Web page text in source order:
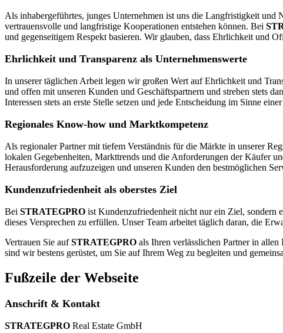
Als inhabergeführtes, junges Unternehmen ist uns die Langfristigkeit
vertrauensvolle und langfristige Kooperationen entstehen können. Bei
und gegenseitigem Respekt basieren. Wir glauben, dass Ehrlichkeit und
Ehrlichkeit und Transparenz als Unternehmenswerte
In unserer täglichen Arbeit legen wir großen Wert auf Ehrlichkeit und
und offen mit unseren Kunden und Geschäftspartnern und streben stets
Interessen stets an erste Stelle setzen und jede Entscheidung im Sinne
Regionales Know-how und Marktkompetenz
Als regionaler Partner mit tiefem Verständnis für die Märkte in unserer
lokalen Gegebenheiten, Markttrends und die Anforderungen der Käufer
Herausforderung aufzuzeigen und unseren Kunden den bestmöglichen
Kundenzufriedenheit als oberstes Ziel
Bei STRATEGPRO ist Kundenzufriedenheit nicht nur ein Ziel, sondern
dieses Versprechen zu erfüllen. Unser Team arbeitet täglich daran, die
Vertrauen Sie aufSTRATEGPRO als Ihren verlässlichen Partner in
sind wir bestens gerüstet, um Sie auf Ihrem Weg zu begleiten und
Fußzeile der Webseite
Anschrift & Kontakt
STRATEGPRO Real Estate GmbH